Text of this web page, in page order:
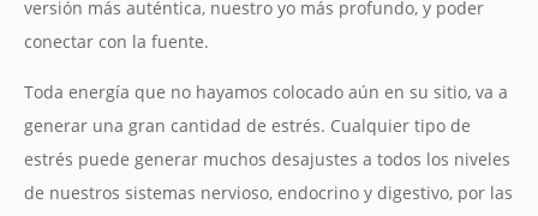
versión más auténtica, nuestro yo más profundo, y poder
conectar con la fuente.
Toda energía que no hayamos colocado aún en su sitio, va a
generar una gran cantidad de estrés. Cualquier tipo de
estrés puede generar muchos desajustes a todos los niveles
de nuestros sistemas nervioso, endocrino y digestivo, por las